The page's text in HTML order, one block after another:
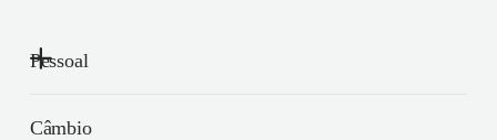
Pessoal
Câmbio